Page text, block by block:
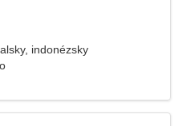
indonézsky